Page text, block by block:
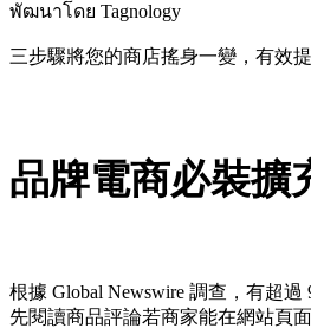
พัฒนาโดย Tagnology
三步驟將您的商店搖身一變，有效
品牌電商必裝擴
根據 Global Newswire 調查，有超
先閱讀商品評論若商家能在網站頁